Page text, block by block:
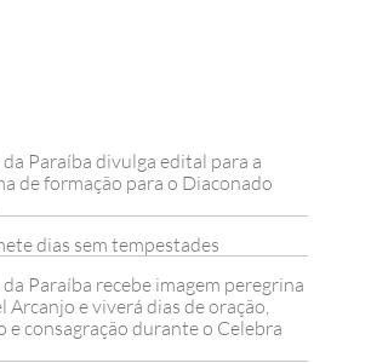
Paraíba divulga edital para a
de formação para o Diaconado
dias sem tempestades
Paraíba recebe imagem peregrina
Arcanjo e viverá dias de oração,
e consagração durante o Celebra